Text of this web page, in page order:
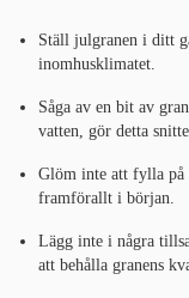
Ställ julgranen i ditt
inomhusklimatet.
Såga av en bit av
vatten, gör detta
Glöm inte att fylla på
framförallt i början.
Lägg inte i några
att behålla granens